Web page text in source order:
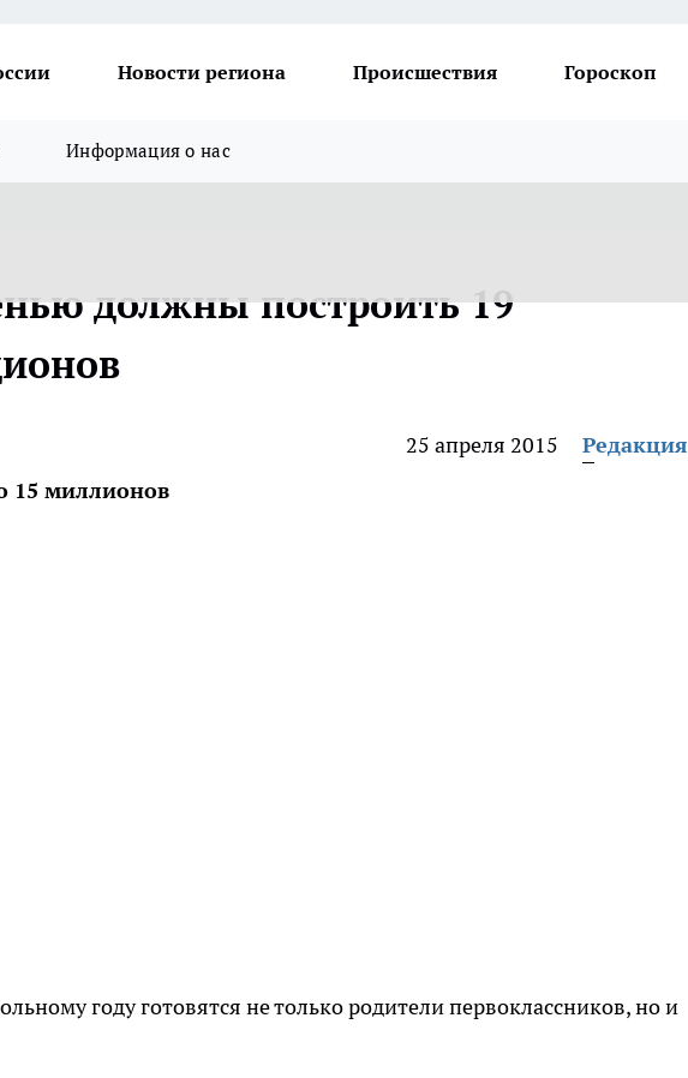
Новости региона Происшествия Гороскоп
Информация о нас
должны построить 19
25 апреля 2015
Редакция
15 миллионов
году готовятся не только родители первоклассников, но и